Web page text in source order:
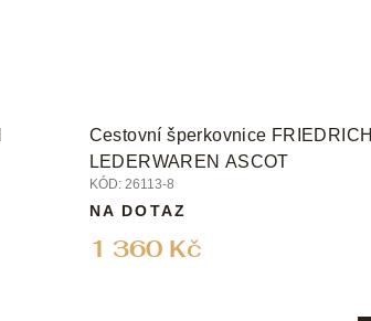
Cestovní šperkovnice FRIEDRICH
LEDERWAREN ASCOT
KÓD: 26113-8
1 360 Kč
NA DOTAZ